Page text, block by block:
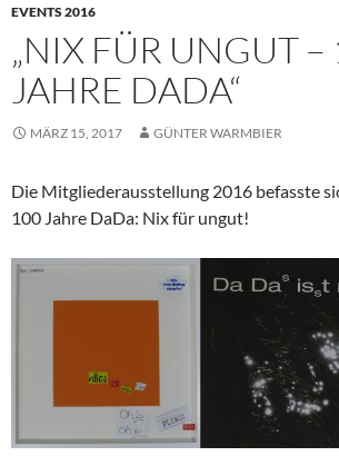
EVENTS 2016
„NIX FÜR UNGUT –
JAHRE DADA“
MÄRZ 15, 2017 GÜNTER WARMBIER
Die Mitgliederausstellung 2016 befasste
100 Jahre DaDa: Nix für ungut!